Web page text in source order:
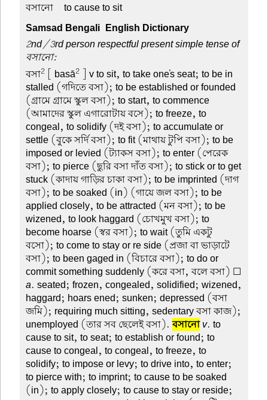
বসানো –to cause to sit
Samsad Bengali-English Dictionary
2nd/3rd person respectful present simple tense of
বসানো:
বসা2 [ basā2
] v to sit, to take one's seat; to be in
stalled (গদিতে বসা); to be established or founded
(গ্রামে গ্রামে স্কুল বসা); to start, to commence
(আমাদের স্কুল এগারোটায় বসে); to freeze, to
congeal, to solidify (দই বসা); to accumulate or
settle (বুকে সর্দি বসা); to fit (মাথায় টুপি বসা); to be
imposed or levied (ট্যাকস বসা); to enter (পেরেক
বসা); to pierce (ছুরি বসা দাঁত বসা); to stick or to get
stuck (কাদায় গাড়ির চাকা বসা); to be imprinted (দাগ
বসা); to be soaked (in) (গায়ে জল বসা); to be
applied closely, to be attracted (মন বসা); to be
wizened, to look haggard (চোখমুখ বসা); to
become hoarse (স্বর বসা); to wait (তুমি একটু
বসো); to come to stay or re side (প্রজা বা ভাড়াটে
বসা); to been gaged in (বিচারে বসা); to do or
commit something suddenly (করে বসা, বলে বসা) ☐
a. seated; frozen, congealed, solidified; wizened,
haggard; hoars ened; sunken; depressed (বসা
জমি); requiring much sitting, sedentary বসা কাজ);
unemployed (তার সব ছেলেই বসা).বসানো v. to
cause to sit, to seat; to establish or found; to
cause to congeal, to congeal, to freeze, to
solidify; to impose or levy; to drive into, to enter;
to pierce with; to imprint; to cause to be soaked
(in); to apply closely; to cause to stay or reside;